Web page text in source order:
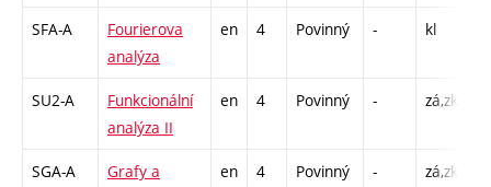
SFA-A
Fourierova
analýza
en 4 Povinný - kl
SU2-A
Funkcionální
analýza II
en 4 Povinný - zá,zk
SGA-A
Grafy a
en 4 Povinný - zá,zk